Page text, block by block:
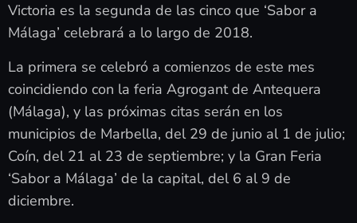
Victoria es la segunda de las cinco que ‘Sabor a
Málaga’ celebrará a lo largo de 2018.
La primera se celebró a comienzos de este mes
coincidiendo con la feria Agrogant de Antequera
(Málaga), y las próximas citas serán en los
municipios de Marbella, del 29 de junio al 1 de julio;
Coín, del 21 al 23 de septiembre; y la Gran Feria
‘Sabor a Málaga’ de la capital, del 6 al 9 de
diciembre.